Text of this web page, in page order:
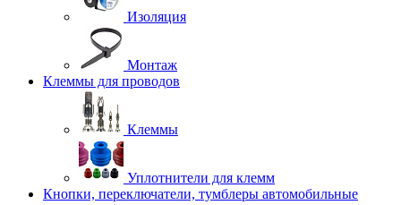
Изоляция
Монтаж
Клеммы для проводов
Клеммы
Уплотнители для клемм
Кнопки, переключатели, тумблеры автомобильные